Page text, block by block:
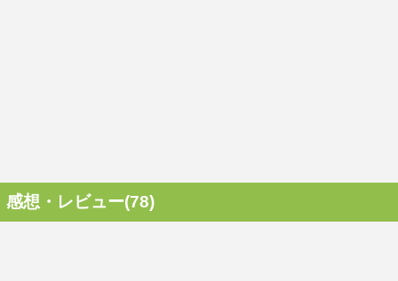
感想・レビュー(78)